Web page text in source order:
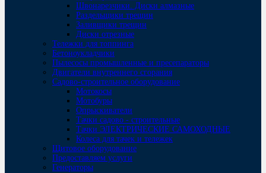
Швонарезчики. Диски алмазные
Раздельщики трещин
Заливщики трещин
Диски отрезные
Тележки для топпинга
Бетоноукладчики
Пылесосы промышленные и пресепараторы
Двигатели внутреннего сгорания
Садово-строительное оборудование
Мотокосы
Мотобуры
Опрыскиватели
Тачки садово - строительные
Тачки ЭЛЕКТРИЧЕСКИЕ САМОХОДНЫЕ
Колеса для тачек и тележек
Щитовое оборудование
Предоставляем услуги
Генераторы